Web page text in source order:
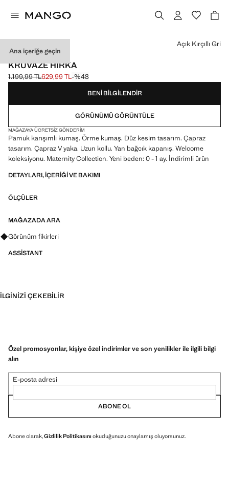
Ana içeriğe geçin
YENİ BEDEN: 0-1 AY
KRUVAZE HIRKA
Üstü çizili ilk fiyat [1.199,99 TL ]
1.199,99 TL
Güncel fiyat [629,99 TL ]
629,99 TL-%48
Bir renk seçin
Açık Kırçıllı Gri
BENI BILGILENDIR
GÖRÜNÜMÜ GÖRÜNTÜLE
MAĞAZAYA ÜCRETSIZ GÖNDERIM
Pamuk karışımlı kumaş. Örme kumaş. Düz kesim tasarım. Çapraz
tasarım. Çapraz V yaka. Uzun kollu. Yan bağcık kapanış. Welcome
koleksiyonu. Maternity Collection. Yeni beden: 0 - 1 ay. İndirimli ürün
DETAYLARI, IÇERIĞI VE BAKIMI
ÖLÇÜLER
MAĞAZADA ARA
Görünümler, ürünler ve trendler hakkında sorular sorun
Görünüm fikirleri
ASSISTANT
İLGINIZI ÇEKEBILIR
Özel promosyonlar, kişiye özel indirimler ve son yenilikler ile ilgili bilgi
alın
E-posta adresi
ABONE OL
Abone olarak,Gizlilik Politikasını okuduğunuzu onaylamış oluyorsunuz.